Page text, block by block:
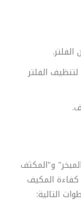
الفلتر
و"المكثف
المكيف
التالية: